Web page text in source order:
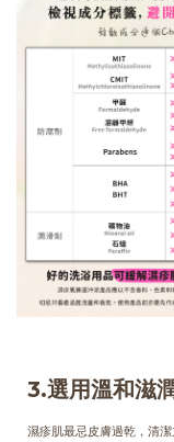
3.選用溫和滋
濕疹肌最忌皮膚過乾，清